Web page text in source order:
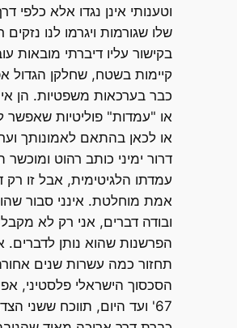
וטענותי אינן נגדו אלא כלפי דרך
שלו שגורמות ויגרמו לנו נזקים רבים.
בקישור עליו דיברתי מובאות עובדות
קיימות בשטח, שחלקן הגדול אפילו
כבר בערכאות משפטיות. הן אינן
או "עמדות" פוליטיות שאפשר לפרש
או לכאן בהתאם לאמונותך וערכיך.
דרור ימיני כותב רהוט ומוכשר
עמדתו הלגיטימית, אבל זו רק
אמת מוחלטת. אינני סבור שהוא
ובודה דברים, אני רק לא מקבל את
הפרשנות שהוא נותן לדברים. אגב,
תחזור כמה עשרות שנים אחורה
הסכסוך הישראלי פלסטיני, אפילו
67' ועד היום, תווכח ששני הצדדים